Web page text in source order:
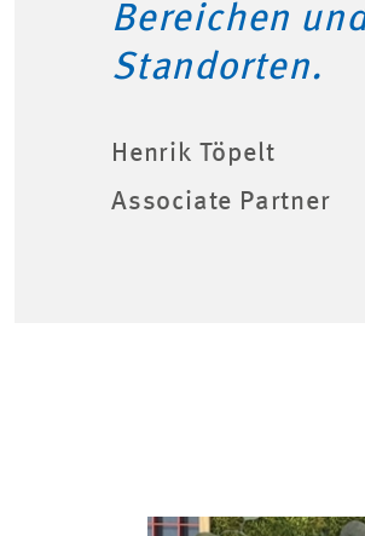
Bereichen
Standorten.
Henrik Töpelt
Associate Partner